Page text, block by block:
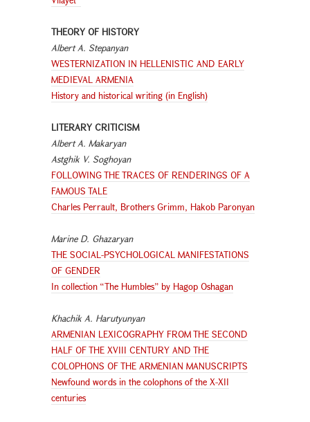
THEORY OF HISTORY
Albert A. Stepanyan
WESTERNIZATION IN HELLENISTIC AND EARLY
MEDIEVAL ARMENIA
History and historical writing (in English)
LITERARY CRITICISM
Albert A. Makaryan
Astghik V. Soghoyan
FOLLOWING THE TRACES OF RENDERINGS OF A
FAMOUS TALE
Charles Perrault, Brothers Grimm, Hakob Paronyan
Marine D. Ghazaryan
THE SOCIAL-PSYCHOLOGICAL MANIFESTATIONS
OF GENDER
In collection “The Humbles” by Hagop Oshagan
Khachik A. Harutyunyan
ARMENIAN LEXICOGRAPHY FROM THE SECOND
HALF OF THE XVIII CENTURY AND THE
COLOPHONS OF THE ARMENIAN MANUSCRIPTS
Newfound words in the colophons of the X-XII
centuries